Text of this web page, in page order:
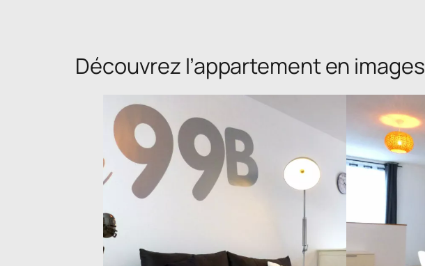
Découvrez l’appartement en images